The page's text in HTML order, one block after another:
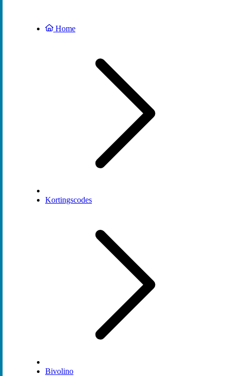
Home
Kortingscodes
Bivolino